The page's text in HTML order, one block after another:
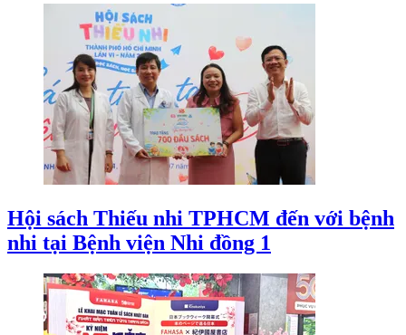
Hội sách Thiếu nhi TPHCM đến với bệnh
nhi tại Bệnh viện Nhi đồng 1